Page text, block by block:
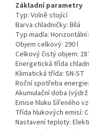
Základní parametry
Typ: Volně stojící
Barva chladničky: Bílá
Typ madla:
Objem celkový: 290 l
Celkový čistý objem:
Energetická třída
Klimatická třída: SN-ST
Roční spotřeba energie:
Akumulační doba
Emise hluku šířeného
Třída hlukových emisí: C
Nastavení teploty: